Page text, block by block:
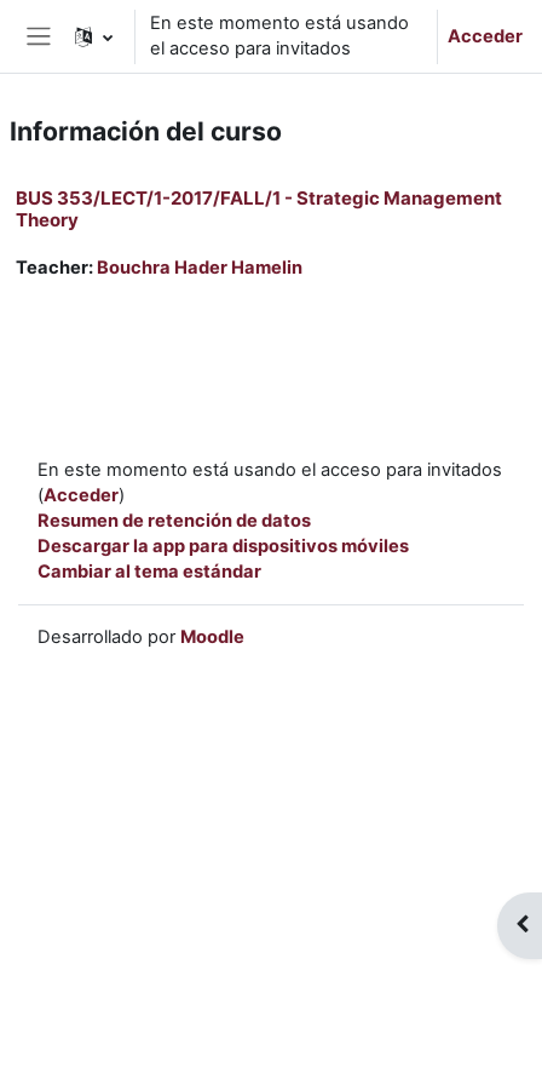
Salta al contenido principal
Panel lateral
En este momento está usando
el acceso para invitados
Acceder
Información del curso
BUS 353/LECT/1-2017/FALL/1 - Strategic Management
Theory
Teacher: Bouchra Hader Hamelin
En este momento está usando el acceso para invitados
(Acceder)
Resumen de retención de datos
Descargar la app para dispositivos móviles
Cambiar al tema estándar
Desarrollado por Moodle